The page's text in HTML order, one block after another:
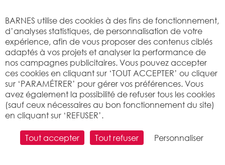
BARNES utilise des cookies à des fins de fonctionnement,
d’analyses statistiques, de personnalisation de votre
expérience, afin de vous proposer des contenus ciblés
adaptés à vos projets et analyser la performance de
nos campagnes publicitaires. Vous pouvez accepter
ces cookies en cliquant sur ‘TOUT ACCEPTER’ ou cliquer
sur ‘PARAMÉTRER’ pour gérer vos préférences. Vous
avez également la possibilité de refuser tous les cookies
(sauf ceux nécessaires au bon fonctionnement du site)
en cliquant sur ‘REFUSER’.
Tout accepter Tout refuser Personnaliser